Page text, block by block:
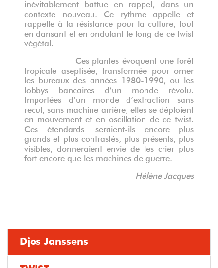
in évitablement battue en rappel, dans un
contexte nouveau. Ce rythme appelle et
rappelle à la résistance pour la culture, tout
en dansant et en ondulant le long de ce twist
végétal.
Ces plantes évoquent une forêt
tropicale aseptisée, transformée pour orner
les bureaux des années 1980-1990, ou les
lobbys bancaires d’un monde révolu.
Importées d’un monde d’extraction sans
recul, sans machine arrière, elles se déploient
en mouvement et en oscillation de ce twist.
Ces étendards seraient-ils encore plus
grands et plus contrastés, plus présents, plus
visibles, donneraient envie de les crier plus
fort encore que les machines de guerre.
Hélène Jacques
Djos Janssens